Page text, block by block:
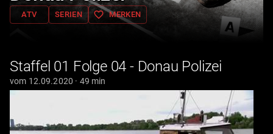
ATV SERIEN favorite_border MERKEN
Staffel 01 Folge 04 - Donau Polizei
vom 12.09.2020 · 49 min